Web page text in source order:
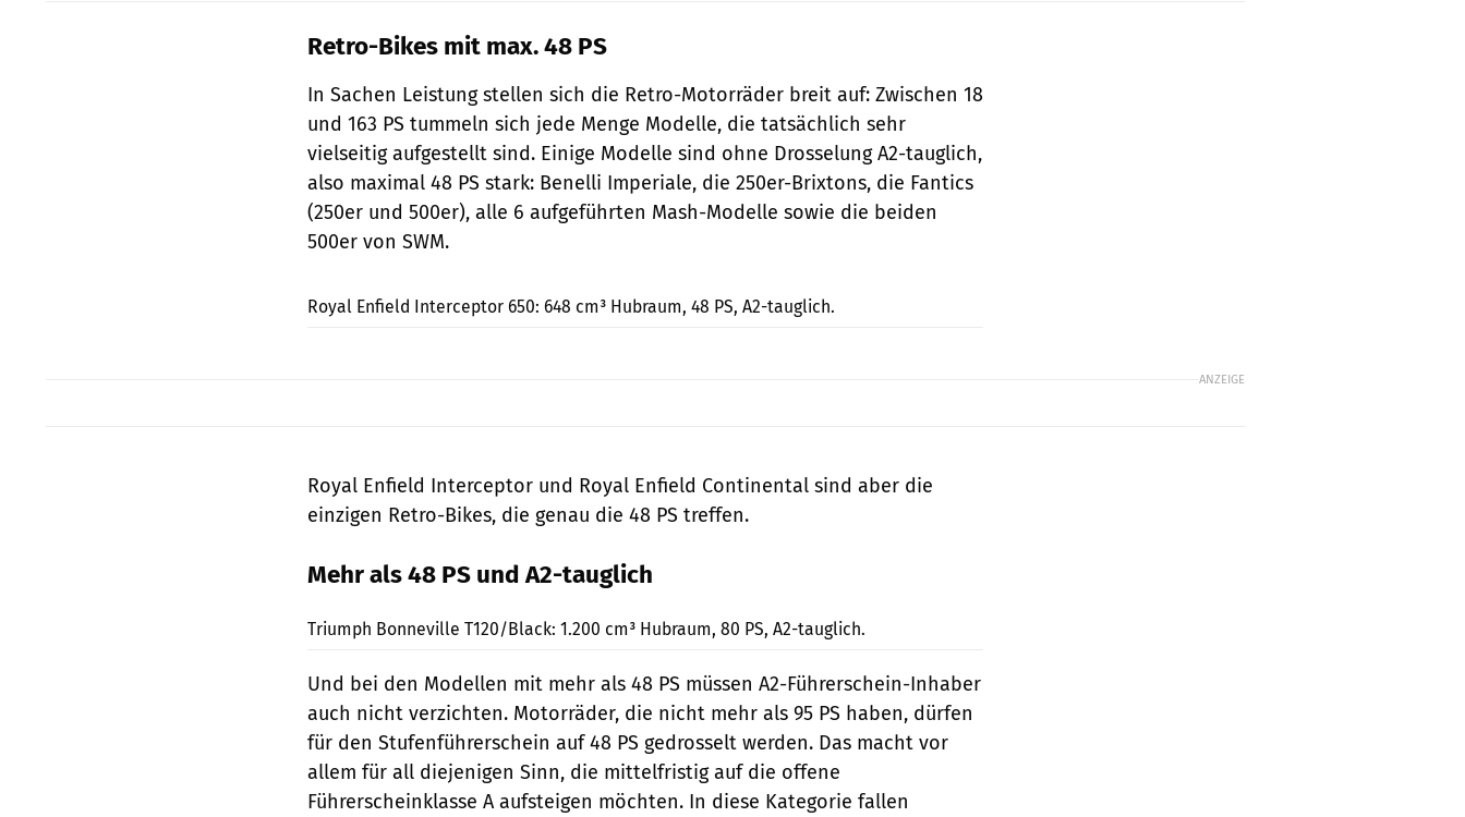
Retro-Bikes mit max. 48 PS
In Sachen Leistung stellen sich die Retro-Motorräder breit auf: Zwischen 18
und 163 PS tummeln sich jede Menge Modelle, die tatsächlich sehr
vielseitig aufgestellt sind. Einige Modelle sind ohne Drosselung A2-tauglich,
also maximal 48 PS stark: Benelli Imperiale, die 250er-Brixtons, die Fantics
(250er und 500er), alle 6 aufgeführten Mash-Modelle sowie die beiden
500er von SWM.
Royal Enfield Interceptor 650: 648 cm³ Hubraum, 48 PS, A2-tauglich.
ANZEIGE
Royal Enfield Interceptor und Royal Enfield Continental sind aber die
einzigen Retro-Bikes, die genau die 48 PS treffen.
Mehr als 48 PS und A2-tauglich
Triumph Bonneville T120/Black: 1.200 cm³ Hubraum, 80 PS, A2-tauglich.
Und bei den Modellen mit mehr als 48 PS müssen A2-Führerschein-Inhaber
auch nicht verzichten. Motorräder, die nicht mehr als 95 PS haben, dürfen
für den Stufenführerschein auf 48 PS gedrosselt werden. Das macht vor
allem für all diejenigen Sinn, die mittelfristig auf die offene
Führerscheinklasse A aufsteigen möchten. In diese Kategorie fallen